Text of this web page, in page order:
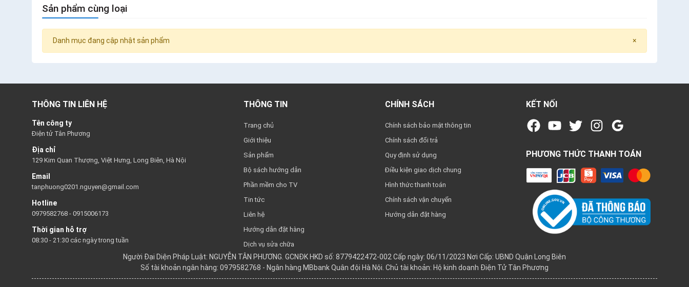
Sản phẩm cùng loại
×
Danh mục đang cập nhật sản phẩm
THÔNG TIN LIÊN HỆ
Tên công ty
Điện tử Tân Phương
Địa chỉ
129 Kim Quan Thượng, Việt Hưng, Long Biên, Hà Nội
Email
tanphuong0201.nguyen@gmail.com
Hotline
0979582768 - 0915006173
Thời gian hỗ trợ
08:30 - 21:30 các ngày trong tuần
THÔNG TIN
Trang chủ
Giới thiệu
Sản phẩm
Bộ sách hướng dẫn
Phần mềm cho TV
Tin tức
Liên hệ
Hướng dẫn đặt hàng
Dịch vụ sửa chữa
CHÍNH SÁCH
Chính sách bảo mật thông tin
Chính sách đổi trả
Quy định sử dụng
Điều kiện giao dịch chung
Hình thức thanh toán
Chính sách vận chuyển
Hướng dẫn đặt hàng
KẾT NỐI
PHƯƠNG THỨC THANH TOÁN
Người Đại Diện Pháp Luật: NGUYỄN TÂN PHƯƠNG. GCNĐK HKD số: 8779422472-002 Cấp ngày: 06/11/2023 Nơi Cấp: UBND Quận Long Biên
Số tài khoản ngân hàng: 0979582768 - Ngân hàng MBbank Quân đội Hà Nội. Chủ tài khoản: Hộ kinh doanh Điện Tử Tân Phương